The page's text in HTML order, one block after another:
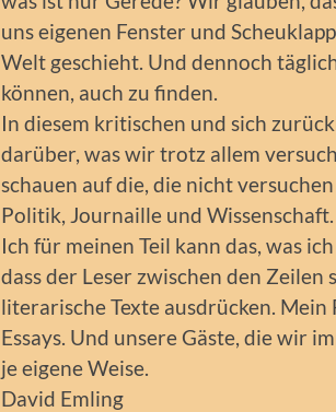
uns eigenen Fenster und
Welt geschieht. Und dennoch
können, auch zu finden.
In diesem kritischen und sich
darüber, was wir trotz allem
schauen auf die, die nicht
Politik, Journaille und Wissenschaft.
Ich für meinen Teil kann das, was
dass der Leser zwischen den
literarische Texte ausdrücken.
Essays. Und unsere Gäste, die wir
je eigene Weise.
David Emling